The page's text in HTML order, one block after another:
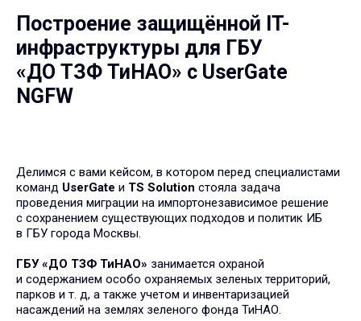
Построение защищённой IT-
инфраструктуры для ГБУ
«ДО ТЗФ ТиНАО» с UserGate
NGFW
Делимся с вами кейсом, в котором перед специалистами
команд UserGate и TS Solution стояла задача
проведения миграции на импортонезависимое решение
с сохранением существующих подходов и политик ИБ
в ГБУ города Москвы.
ГБУ «ДО ТЗФ ТиНАО» занимается охраной
и содержанием особо охраняемых зеленых территорий,
парков и т. д, а также учетом и инвентаризацией
насаждений на землях зеленого фонда ТиНАО.